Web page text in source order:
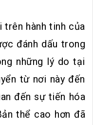
hành tinh của
đánh dấu trong
những lý do tại
từ nơi này đến
đến sự tiến hóa
thể cao hơn đã